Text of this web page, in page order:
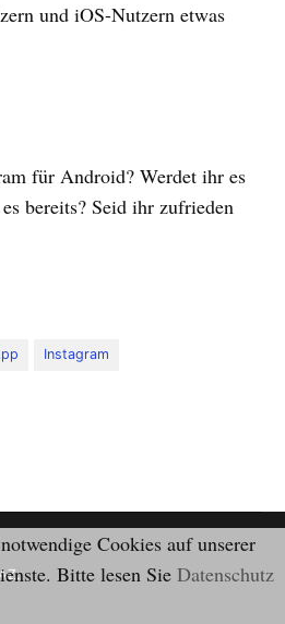
und iOS-Nutzern etwas
für Android? Werdet ihr es
bereits? Seid ihr zufrieden
Instagram
Cookies auf unserer
Bitte lesen Sie Datenschutz